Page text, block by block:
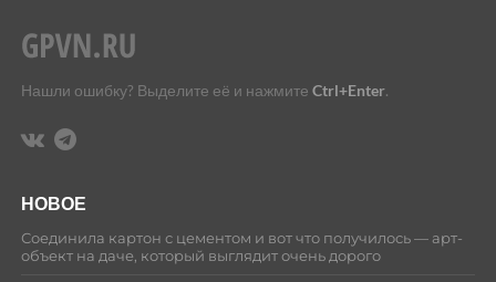
Нашли ошибку? Выделите её и нажмите Ctrl+Enter.
НОВОЕ
Соединила картон с цементом и вот что получилось — арт-
объект на даче, который выглядит очень дорого